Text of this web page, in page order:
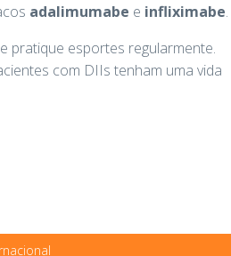
adalimumabe e infliximabe.
pratique esportes regularmente.
com DIIs tenham uma vida